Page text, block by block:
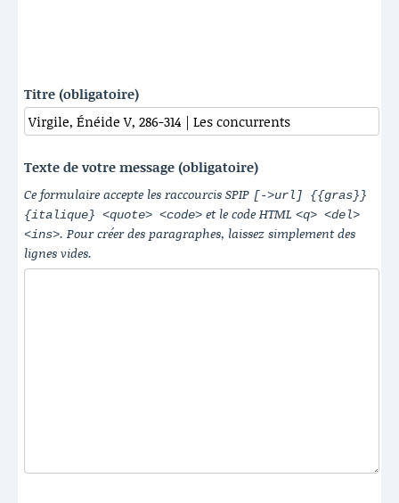
Titre (obligatoire)
Texte de votre message (obligatoire)
Ce formulaire accepte les raccourcis SPIP [->url] {{gras}}
{italique} <quote> <code> et le code HTML <q> <del>
<ins>. Pour créer des paragraphes, laissez simplement des
lignes vides.